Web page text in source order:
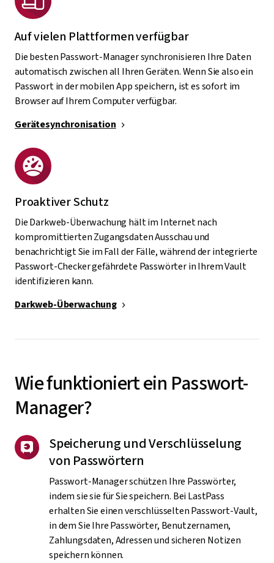
Auf vielen Plattformen verfügbar
Die besten Passwort-Manager synchronisieren Ihre Daten
automatisch zwischen all Ihren Geräten. Wenn Sie also ein
Passwort in der mobilen App speichern, ist es sofort im
Browser auf Ihrem Computer verfügbar.
Gerätesynchronisation
Proaktiver Schutz
Die Darkweb-Überwachung hält im Internet nach
kompromittierten Zugangsdaten Ausschau und
benachrichtigt Sie im Fall der Fälle, während der integrierte
Passwort-Checker gefährdete Passwörter in Ihrem Vault
identifizieren kann.
Darkweb-Überwachung
Wie funktioniert ein Passwort-
Manager?
Speicherung und Verschlüsselung
von Passwörtern
Passwort-Manager schützen Ihre Passwörter,
indem sie sie für Sie speichern. Bei LastPass
erhalten Sie einen verschlüsselten Passwort-Vault,
in dem Sie Ihre Passwörter, Benutzernamen,
Zahlungsdaten, Adressen und sicheren Notizen
speichern können.